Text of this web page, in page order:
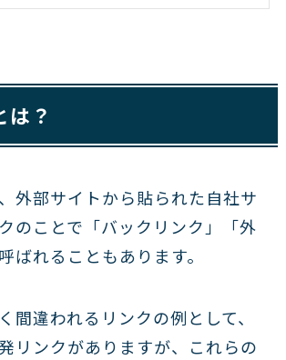
は？
外部サイトから貼られた自社サ
のことで「バックリンク」「外
ばれることもあります。
間違われるリンクの例として、
リンクがありますが、これらの